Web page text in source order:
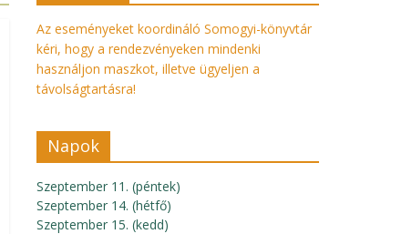
Az eseményeket koordináló Somogyi-könyvtár
kéri, hogy a rendezvényeken mindenki
használjon maszkot, illetve ügyeljen a
távolságtartásra!
Napok
Szeptember 11. (péntek)
Szeptember 14. (hétfő)
Szeptember 15. (kedd)